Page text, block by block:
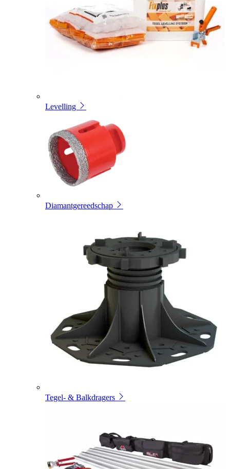
Levelling
Diamantgereedschap
Tegel- & Balkdragers